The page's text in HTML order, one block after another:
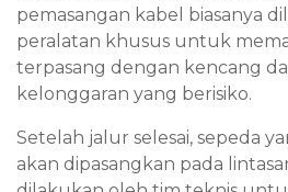
pemasangan kabel biasanya
peralatan khusus untuk
terpasang dengan kencang
kelonggaran yang berisiko.
Setelah jalur selesai, sepeda
akan dipasangkan pada